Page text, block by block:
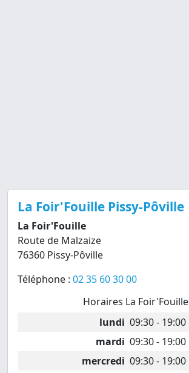
La Foir'Fouille Pissy-Pôville
La Foir'Fouille
Route de Malzaize
76360 Pissy-Pôville
Téléphone : 02 35 60 30 00
Horaires La Foir'Fouille
lundi 09:30 - 19:00
mardi 09:30 - 19:00
mercredi 09:30 - 19:00